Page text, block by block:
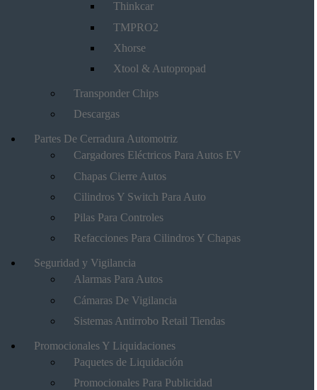
Thinkcar
TMPRO2
Xhorse
Xtool & Autopropad
Transponder Chips
Descargas
Partes De Cerradura Automotriz
Cargadores Eléctricos Para Autos EV
Chapas Cierre Autos
Cilindros Y Switch Para Auto
Pilas Para Controles
Refacciones Para Cilindros Y Chapas
Seguridad y Vigilancia
Alarmas Para Autos
Cámaras De Vigilancia
Sistemas Antirrobo Retail Tiendas
Promocionales Y Liquidaciones
Paquetes de Liquidación
Promocionales Para Publicidad